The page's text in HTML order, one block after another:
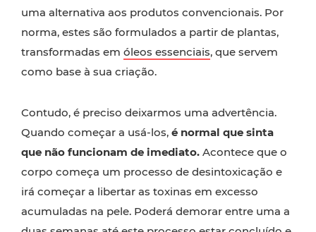
uma alternativa aos produtos convencionais. Por
norma, estes são formulados a partir de plantas,
transformadas em óleos essenciais, que servem
como base à sua criação.
Contudo, é preciso deixarmos uma advertência.
Quando começar a usá-los, é normal que sinta
que não funcionam de imediato. Acontece que o
corpo começa um processo de desintoxicação e
irá começar a libertar as toxinas em excesso
acumuladas na pele. Poderá demorar entre uma a